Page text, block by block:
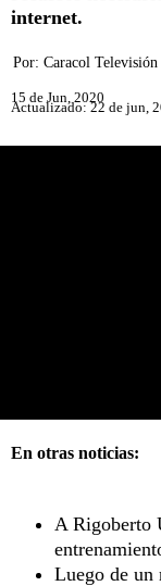
internet.
Por: Caracol Televisión
15 de Jun, 2020
Actualizado: 22 de jun,
En otras noticias:
A Rigoberto
Luego de un